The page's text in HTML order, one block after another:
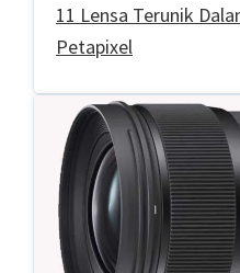
11 Lensa Terunik
Petapixel